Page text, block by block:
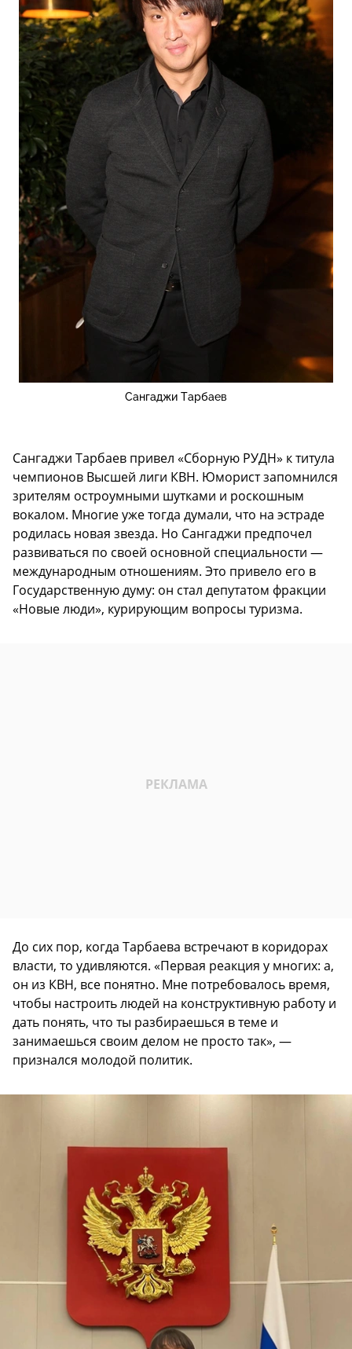
Сангаджи Тарбаев
Сангаджи Тарбаев привел «Сборную РУДН» к титула
чемпионов Высшей лиги КВН. Юморист запомнился
зрителям остроумными шутками и роскошным
вокалом. Многие уже тогда думали, что на эстраде
родилась новая звезда. Но Сангаджи предпочел
развиваться по своей основной специальности —
международным отношениям. Это привело его в
Государственную думу: он стал депутатом фракции
«Новые люди», курирующим вопросы туризма.
До сих пор, когда Тарбаева встречают в коридорах
власти, то удивляются. «Первая реакция у многих: а,
он из КВН, все понятно. Мне потребовалось время,
чтобы настроить людей на конструктивную работу и
дать понять, что ты разбираешься в теме и
занимаешься своим делом не просто так», —
признался молодой политик.